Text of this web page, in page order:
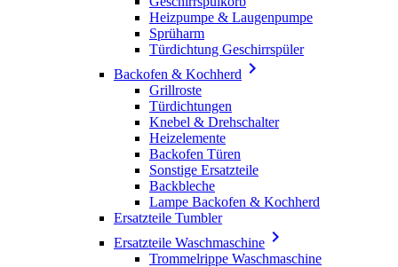
Heizpumpe & Laugenpumpe
Sprüharm
Türdichtung Geschirrspüler
Backofen & Kochherd 
Grillroste
Türdichtungen
Knebel & Drehschalter
Heizelemente
Backofen Türen
Sonstige Ersatzteile
Backbleche
Lampe Backofen & Kochherd
Ersatzteile Tumbler
Ersatzteile Waschmaschine 
Trommelrippe Waschmaschine